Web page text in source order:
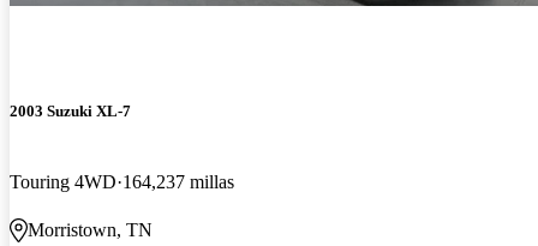
2003 Suzuki XL-7
Touring 4WD 164,237 millas
Morristown, TN